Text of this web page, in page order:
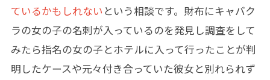
ているかもしれない という相談です。財布にキャバク
ラの女の子の名刺が入っているのを発見し調査をして
みたら指名の女の子とホテルに入って行ったことが判
明したケースや元々付き合っていた彼女と別れられず